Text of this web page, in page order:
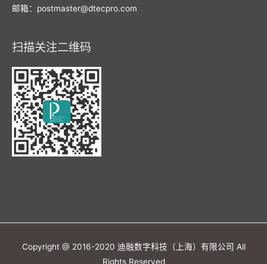
邮箱：postmaster@dtecpro.com
扫描关注二维码
Copyright @ 2016-2020 迪融数字科技（上海）有限公司 All
Rights Reserved